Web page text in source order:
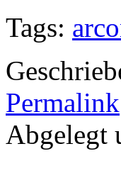
Tags:
Permalink
Abgelegt